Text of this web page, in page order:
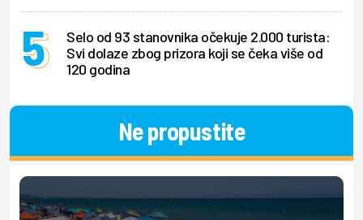
Selo od 93 stanovnika očekuje 2.000 turista:
Svi dolaze zbog prizora koji se čeka više od
120 godina
Ne propustite